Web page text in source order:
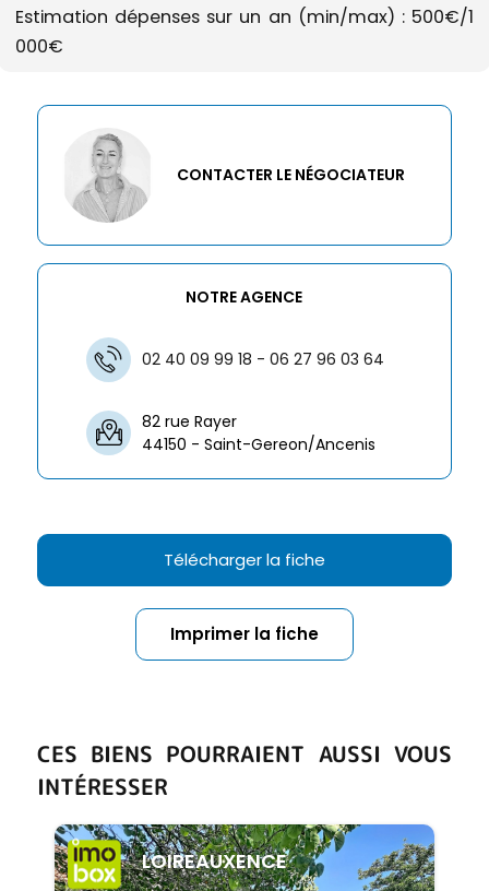
Estimation dépenses sur un an (min/max) : 500€/1
000€
CONTACTER LE NÉGOCIATEUR
NOTRE AGENCE
02 40 09 99 18 - 06 27 96 03 64
82 rue Rayer
44150 - Saint-Gereon/Ancenis
Télécharger la fiche
Imprimer la fiche
CES BIENS POURRAIENT AUSSI VOUS
INTÉRESSER
LOIREAUXENCE